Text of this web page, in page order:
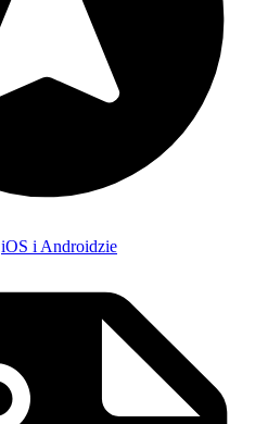
iOS i Androidzie